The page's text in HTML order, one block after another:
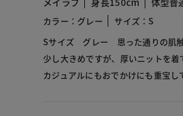
カラー：グレー
サイズ：S
Sサイズ グレー 思った通りの肌
少し大きめですが、厚いニットを着
カジュアルにもおでかけにも重宝し